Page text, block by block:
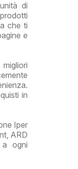
di
che ti
e
in
Iper
ARD
a ogni